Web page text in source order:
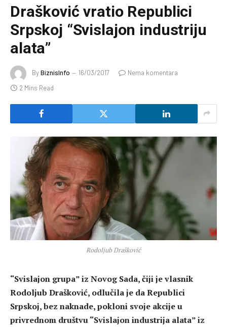
Drašković vratio Republici
Srpskoj “Svislajon industriju
alata”
ByBiznisInfo 16/03/2017
Nema komentara
2 Mins Read
Rodoljub Drašković
“Svislajon grupa” iz Novog Sada, čiji je vlasnik
Rodoljub Drašković, odlučila je da Republici
Srpskoj, bez naknade, pokloni svoje akcije u
privrednom društvu “Svislajon industrija alata” iz